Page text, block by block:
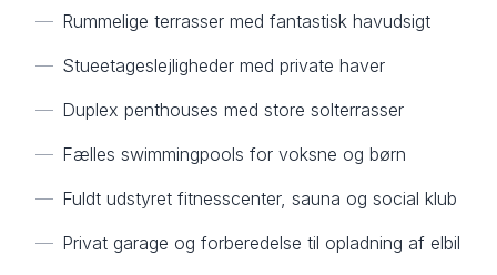
— Rummelige terrasser med fantastisk havudsigt
— Stueetageslejligheder med private haver
— Duplex penthouses med store solterrasser
— Fælles swimmingpools for voksne og børn
— Fuldt udstyret fitnesscenter, sauna og social klub
— Privat garage og forberedelse til opladning af elbil